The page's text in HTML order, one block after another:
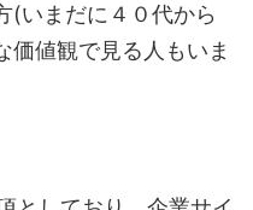
(いまだに４０代から
価値観で見る人もいま